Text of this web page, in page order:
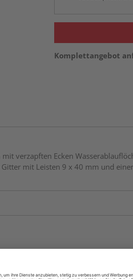
Komplettangebot
verzapften Ecken
mit Leisten 9 x 40 mm und